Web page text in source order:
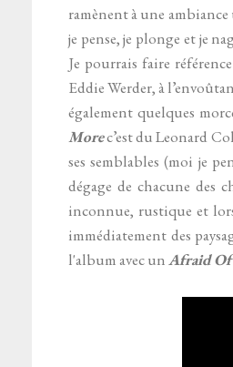
ramènent à une
je pense, je plonge et je
Je pourrais faire
Eddie Werder, à
également quelques
Morec’est du Leonard
ses semblables (moi je
dégage de chacune des
inconnue, rustique et
immédiatement des
l'album avec unAfraid